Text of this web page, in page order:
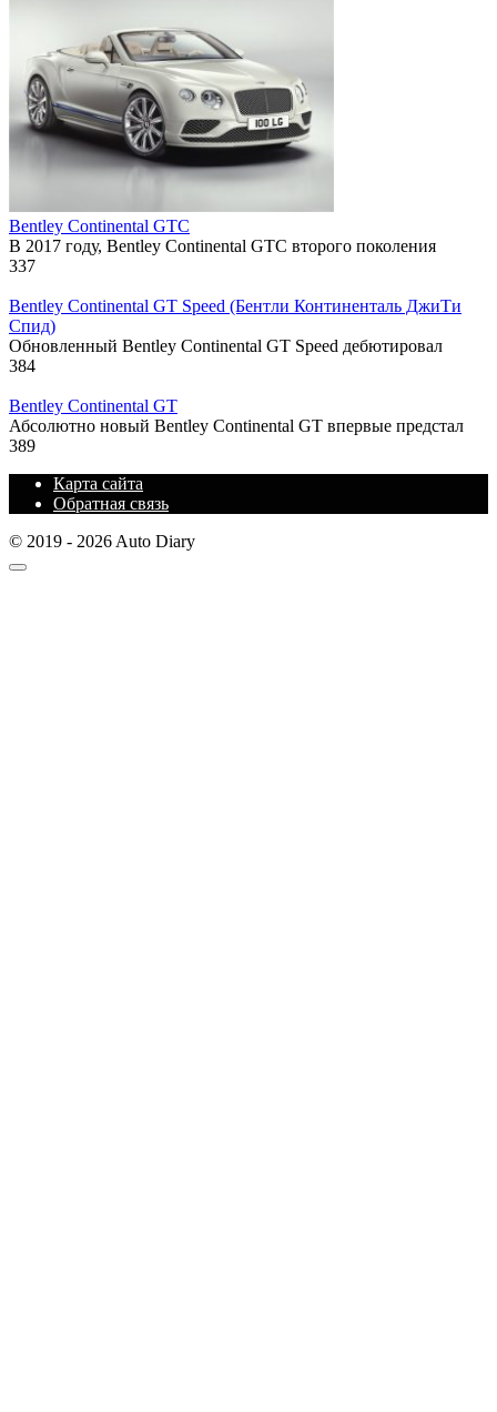
Bentley Continental GTC
В 2017 году, Bentley Continental GTC второго поколения
337
Bentley Continental GT Speed (Бентли Континенталь ДжиТи
Спид)
Обновленный Bentley Continental GT Speed дебютировал
384
Bentley Continental GT
Абсолютно новый Bentley Continental GT впервые предстал
389
Карта сайта
Обратная связь
© 2019 - 2026 Auto Diary